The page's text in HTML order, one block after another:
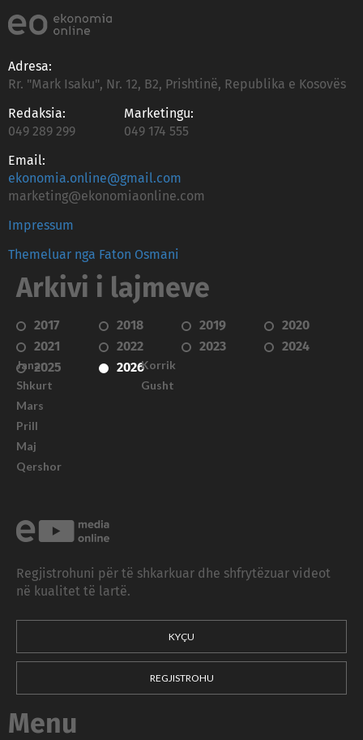
Adresa:
Rr. "Mark Isaku", Nr. 12, B2, Prishtinë, Republika e Kosovës
Redaksia:
049 289 299
Marketingu:
049 174 555
Email:
ekonomia.online@gmail.com
marketing@ekonomiaonline.com
Impressum
Themeluar nga Faton Osmani
Arkivi i lajmeve
2017 2018 2019
2020
2021
2022 2023
2024
2025
2026
Janar
Shkurt
Mars
Prill
Maj
Qershor
Korrik
Gusht
Regjistrohuni për të shkarkuar dhe shfrytëzuar videot
në kualitet të lartë.
KYÇU
REGJISTROHU
Menu